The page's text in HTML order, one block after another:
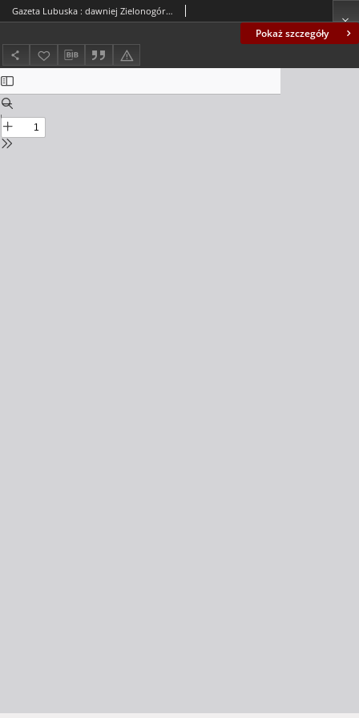
Pokaż szczegóły
Gazeta Lubuska : dawniej Zielonogórska-Gorzowska R. XLII [właśc. XLIII], nr 249 (24 października 1994). - Wyd. 1